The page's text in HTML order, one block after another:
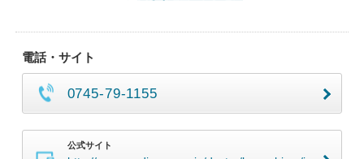
電話・サイト
0745-79-1155
公式サイト